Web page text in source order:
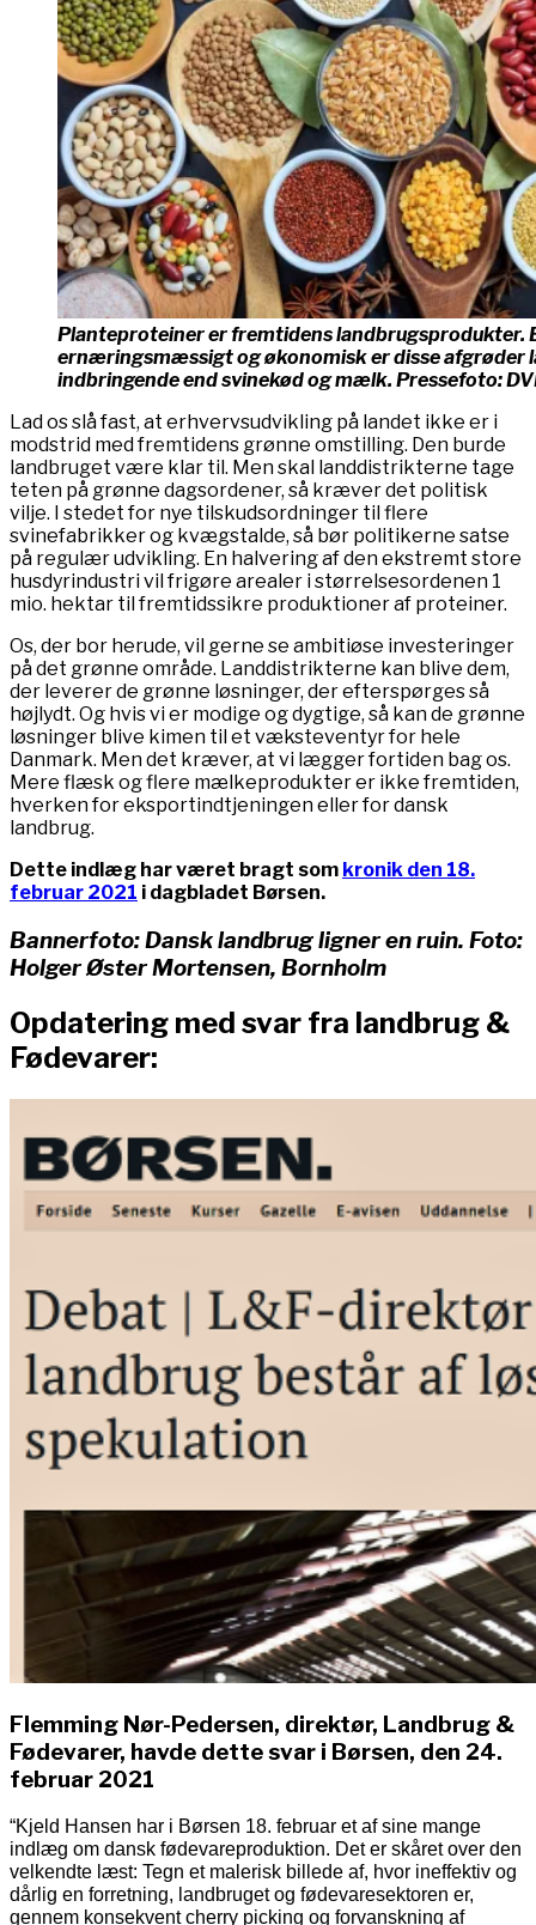
Planteproteiner er fremtidens landbrugsprodukter.
ernæringsmæssigt og økonomisk er disse afgrøder
indbringende end svinekød og mælk. Pressefoto:
Lad os slå fast, at erhvervsudvikling på landet ikke er i
modstrid med fremtidens grønne omstilling. Den burde
landbruget være klar til. Men skal landdistrikterne tage
teten på grønne dagsordener, så kræver det politisk
vilje. I stedet for nye tilskudsordninger til flere
svinefabrikker og kvægstalde, så bør politikerne satse
på regulær udvikling. En halvering af den ekstremt store
husdyrindustri vil frigøre arealer i størrelsesordenen 1
mio. hektar til fremtidssikre produktioner af proteiner.
Os, der bor herude, vil gerne se ambitiøse investeringer
på det grønne område. Landdistrikterne kan blive dem,
der leverer de grønne løsninger, der efterspørges så
højlydt. Og hvis vi er modige og dygtige, så kan de grønne
løsninger blive kimen til et væksteventyr for hele
Danmark. Men det kræver, at vi lægger fortiden bag os.
Mere flæsk og flere mælkeprodukter er ikke fremtiden,
hverken for eksportindtjeningen eller for dansk
landbrug.
Dette indlæg har været bragt som kronik den 18.
februar 2021 i dagbladet Børsen.
Bannerfoto: Dansk landbrug ligner en ruin. Foto:
Holger Øster Mortensen, Bornholm
Opdatering med svar fra landbrug &
Fødevarer:
Flemming Nør-Pedersen, direktør, Landbrug &
Fødevarer, havde dette svar i Børsen, den 24.
februar 2021
“Kjeld Hansen har i Børsen 18. februar et af sine mange
indlæg om dansk fødevareproduktion. Det er skåret over den
velkendte læst: Tegn et malerisk billede af, hvor ineffektiv og
dårlig en forretning, landbruget og fødevaresektoren er,
gennem konsekvent cherry picking og forvanskning af